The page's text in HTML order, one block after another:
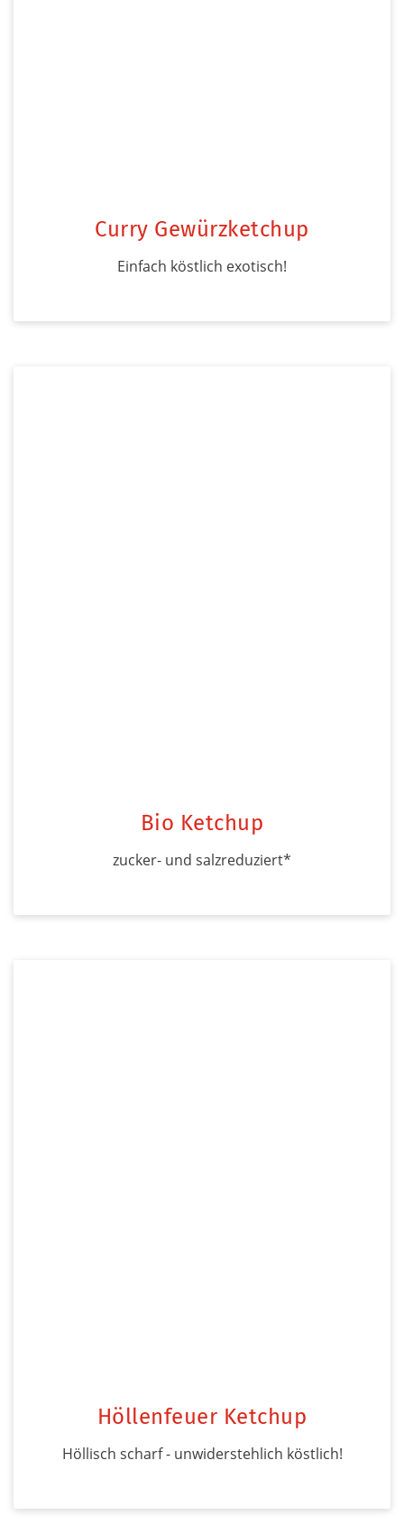
Curry Gewürzketchup
Einfach köstlich exotisch!
Bio Ketchup
zucker- und salzreduziert*
Höllenfeuer Ketchup
Höllisch scharf - unwiderstehlich köstlich!